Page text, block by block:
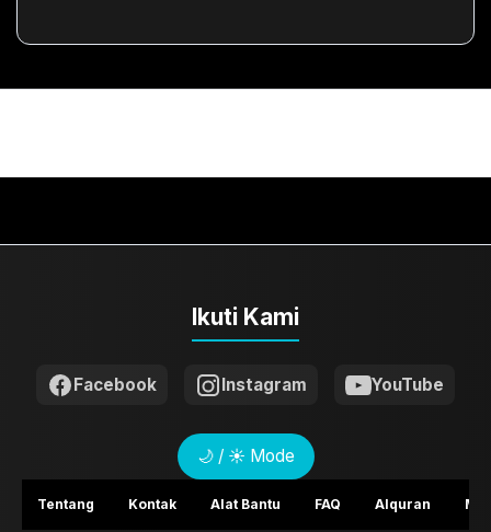
Ikuti Kami
Facebook Instagram YouTube
🌙 / ☀️ Mode
Tentang Kontak Alat Bantu FAQ Alquran